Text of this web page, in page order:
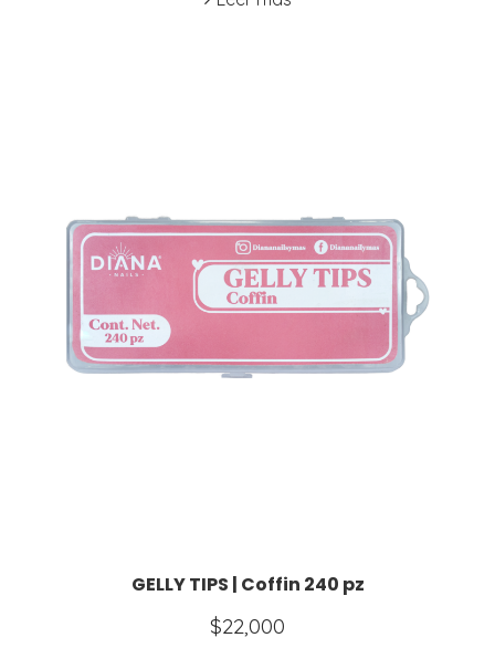
GELLY TIPS | Coffin 240 pz
$22,000